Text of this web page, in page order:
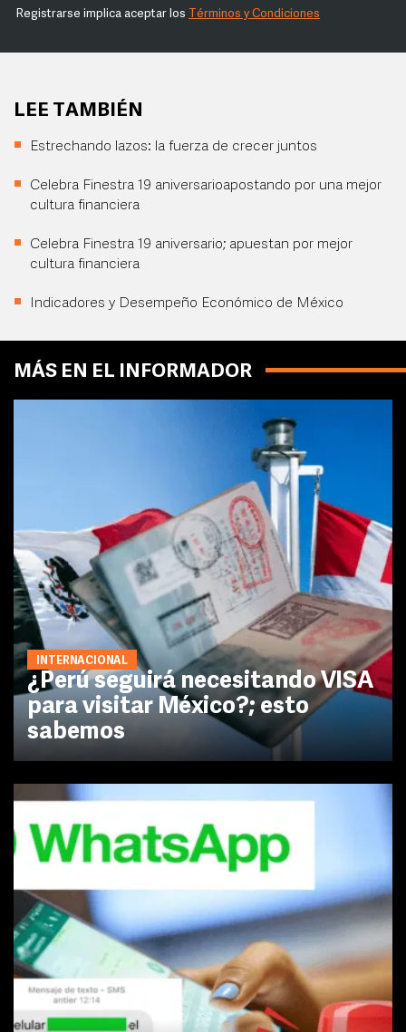
Registrarse implica aceptar los Términos y Condiciones
LEE TAMBIÉN
Estrechando lazos: la fuerza de crecer juntos
Celebra Finestra 19 aniversarioapostando por una mejor
cultura financiera
Celebra Finestra 19 aniversario; apuestan por mejor
cultura financiera
Indicadores y Desempeño Económico de México
MÁS EN EL INFORMADOR
INTERNACIONAL
¿Perú seguirá necesitando VISA
para visitar México?; esto
sabemos